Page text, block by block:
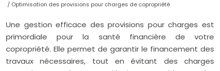
/ Optimisation des provisions pour charges de copropriété
Une gestion efficace des provisions pour charges est
primordiale pour la santé financière de votre
copropriété. Elle permet de garantir le financement des
travaux nécessaires, tout en évitant des charges